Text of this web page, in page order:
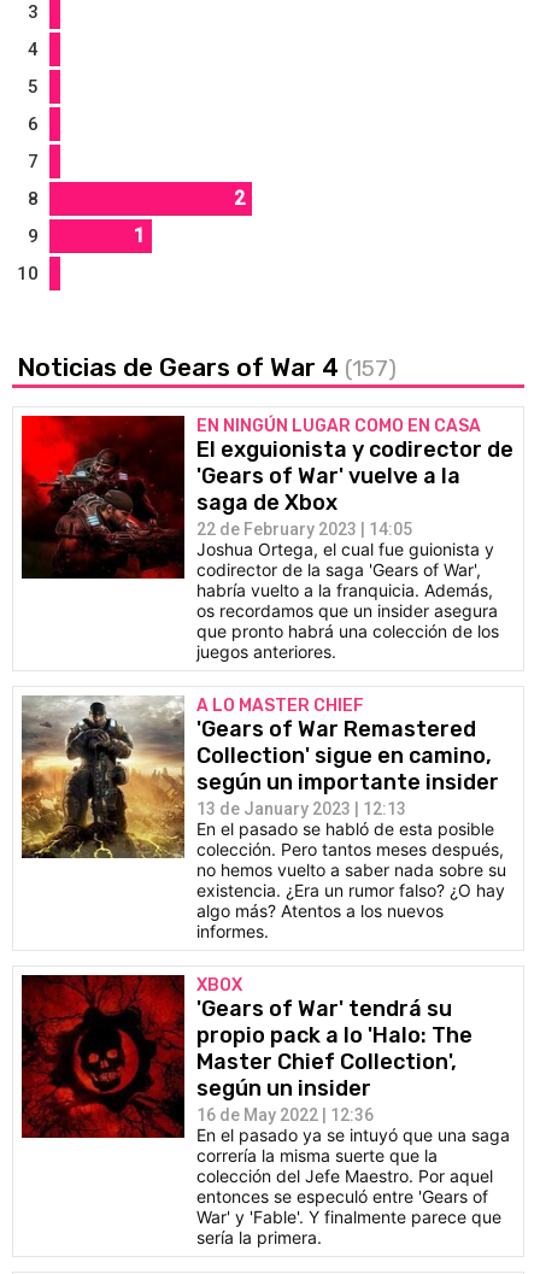
3
4
5
6
7
8
2
9 1
10
Noticias de Gears of War 4 (157)
EN NINGÚN LUGAR COMO EN CASA
El exguionista y codirector de
'Gears of War' vuelve a la
saga de Xbox
22 de February 2023 | 14:05
Joshua Ortega, el cual fue guionista y
codirector de la saga 'Gears of War',
habría vuelto a la franquicia. Además,
os recordamos que un insider asegura
que pronto habrá una colección de los
juegos anteriores.
A LO MASTER CHIEF
'Gears of War Remastered
Collection' sigue en camino,
según un importante insider
13 de January 2023 | 12:13
En el pasado se habló de esta posible
colección. Pero tantos meses después,
no hemos vuelto a saber nada sobre su
existencia. ¿Era un rumor falso? ¿O hay
algo más? Atentos a los nuevos
informes.
XBOX
'Gears of War' tendrá su
propio pack a lo 'Halo: The
Master Chief Collection',
según un insider
16 de May 2022 | 12:36
En el pasado ya se intuyó que una saga
correría la misma suerte que la
colección del Jefe Maestro. Por aquel
entonces se especuló entre 'Gears of
War' y 'Fable'. Y finalmente parece que
sería la primera.